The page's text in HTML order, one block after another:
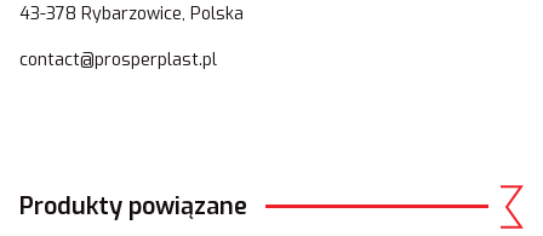
43-378 Rybarzowice, Polska
contact@prosperplast.pl
Produkty powiązane